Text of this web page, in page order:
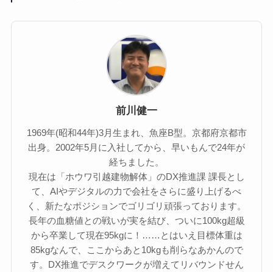
前川健一
1969年(昭和44年)3月生まれ、魚座B型。京都府京都市
出身。2002年5月に入社してから、早いもんで24年が
経ちました。
現在は「ホウワ引越建物解体」のDX推進課 課長とし
て、AIやデジタルの力で会社をさらに盛り上げるべ
く、新たなポジションでゴリゴリ頑張っております。
長年の血糖値との戦いが実を結び、ついに100kg超級
から卒業して現在95kgに！……とはいえ目標体重は
85kgなんで、ここからあと10kgも削らなあかんので
す。DX推進でデスクワークが増えてリバウンドせん